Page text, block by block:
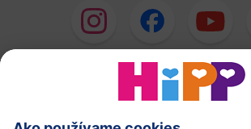
HiPP Mlieka
HiPP Príkrmy